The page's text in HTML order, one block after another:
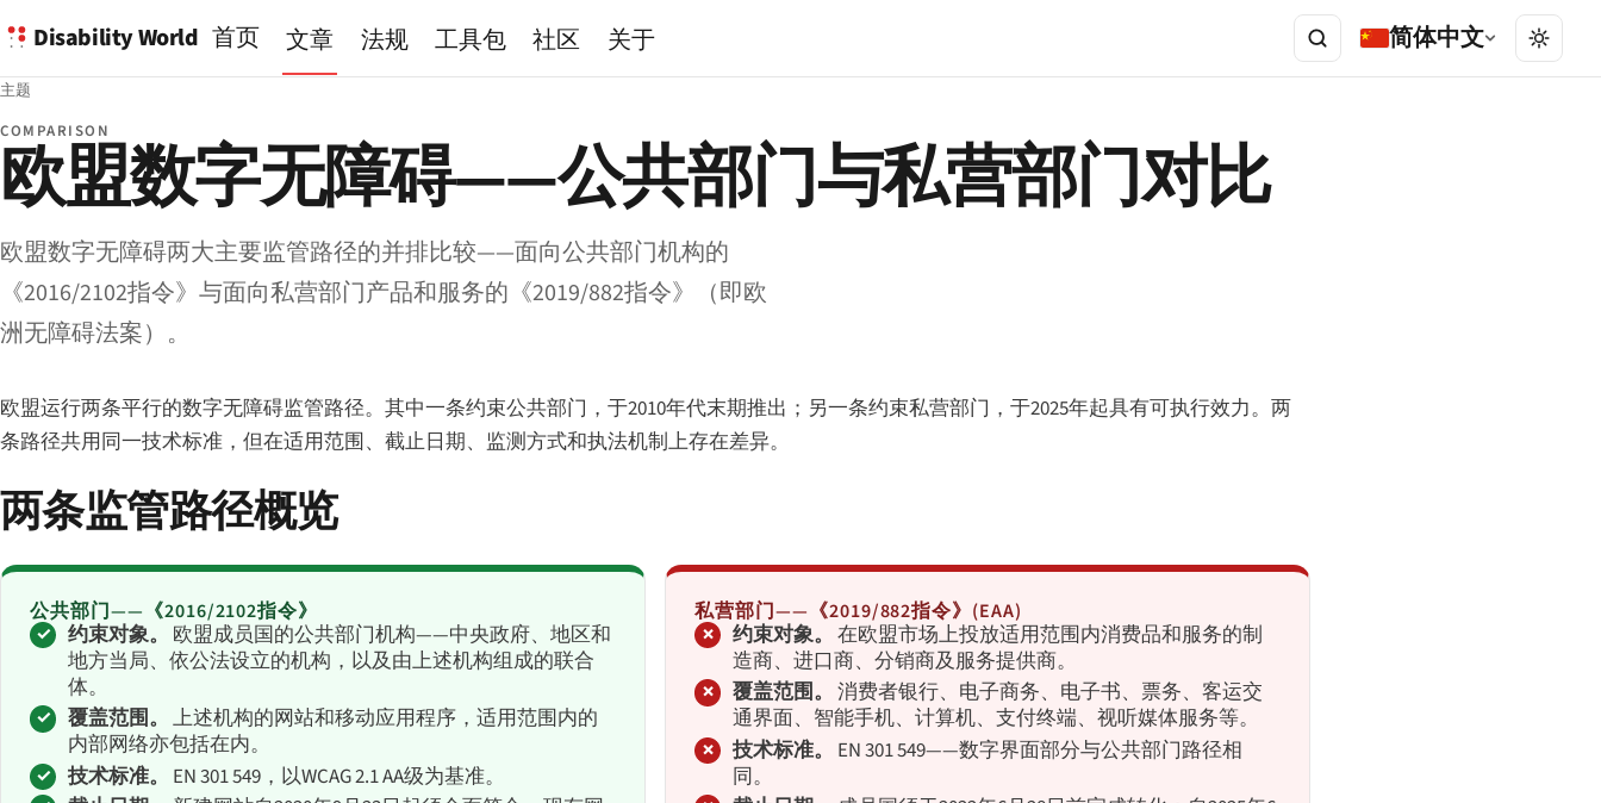
Disability World 首页 文章 法规 工具包 社区 关于 简体中文
主题
COMPARISON
欧盟数字无障碍——公共部门与私营部门对比
欧盟数字无障碍两大主要监管路径的并排比较——面向公共部门机构的
《2016/2102指令》与面向私营部门产品和服务的《2019/882指令》（即欧
洲无障碍法案）。
欧盟运行两条平行的数字无障碍监管路径。其中一条约束公共部门，于2010年代末期推出；另一条约束私营部门，于2025年起具有可执行效力。两
条路径共用同一技术标准，但在适用范围、截止日期、监测方式和执法机制上存在差异。
两条监管路径概览
公共部门——《2016/2102指令》
约束对象。
欧盟成员国的公共部门机构——中央政府、地区和
地方当局、依公法设立的机构，以及由上述机构组成的联合
体。
覆盖范围。 上述机构的网站和移动应用程序，适用范围内的
内部网络亦包括在内。
技术标准。
EN 301 549，以WCAG 2.1 AA级为基准。
私营部门——《2019/882指令》(EAA)
约束对象。 在欧盟市场上投放适用范围内消费品和服务的制
造商、进口商、分销商及服务提供商。
覆盖范围。 消费者银行、电子商务、电子书、票务、客运交
通界面、智能手机、计算机、支付终端、视听媒体服务等。
技术标准。
EN 301 549——数字界面部分与公共部门路径相
同。